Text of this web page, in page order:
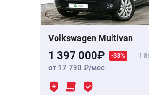
Volkswagen Multivan
1 397 000 -33% 1
от 17 790 /мес